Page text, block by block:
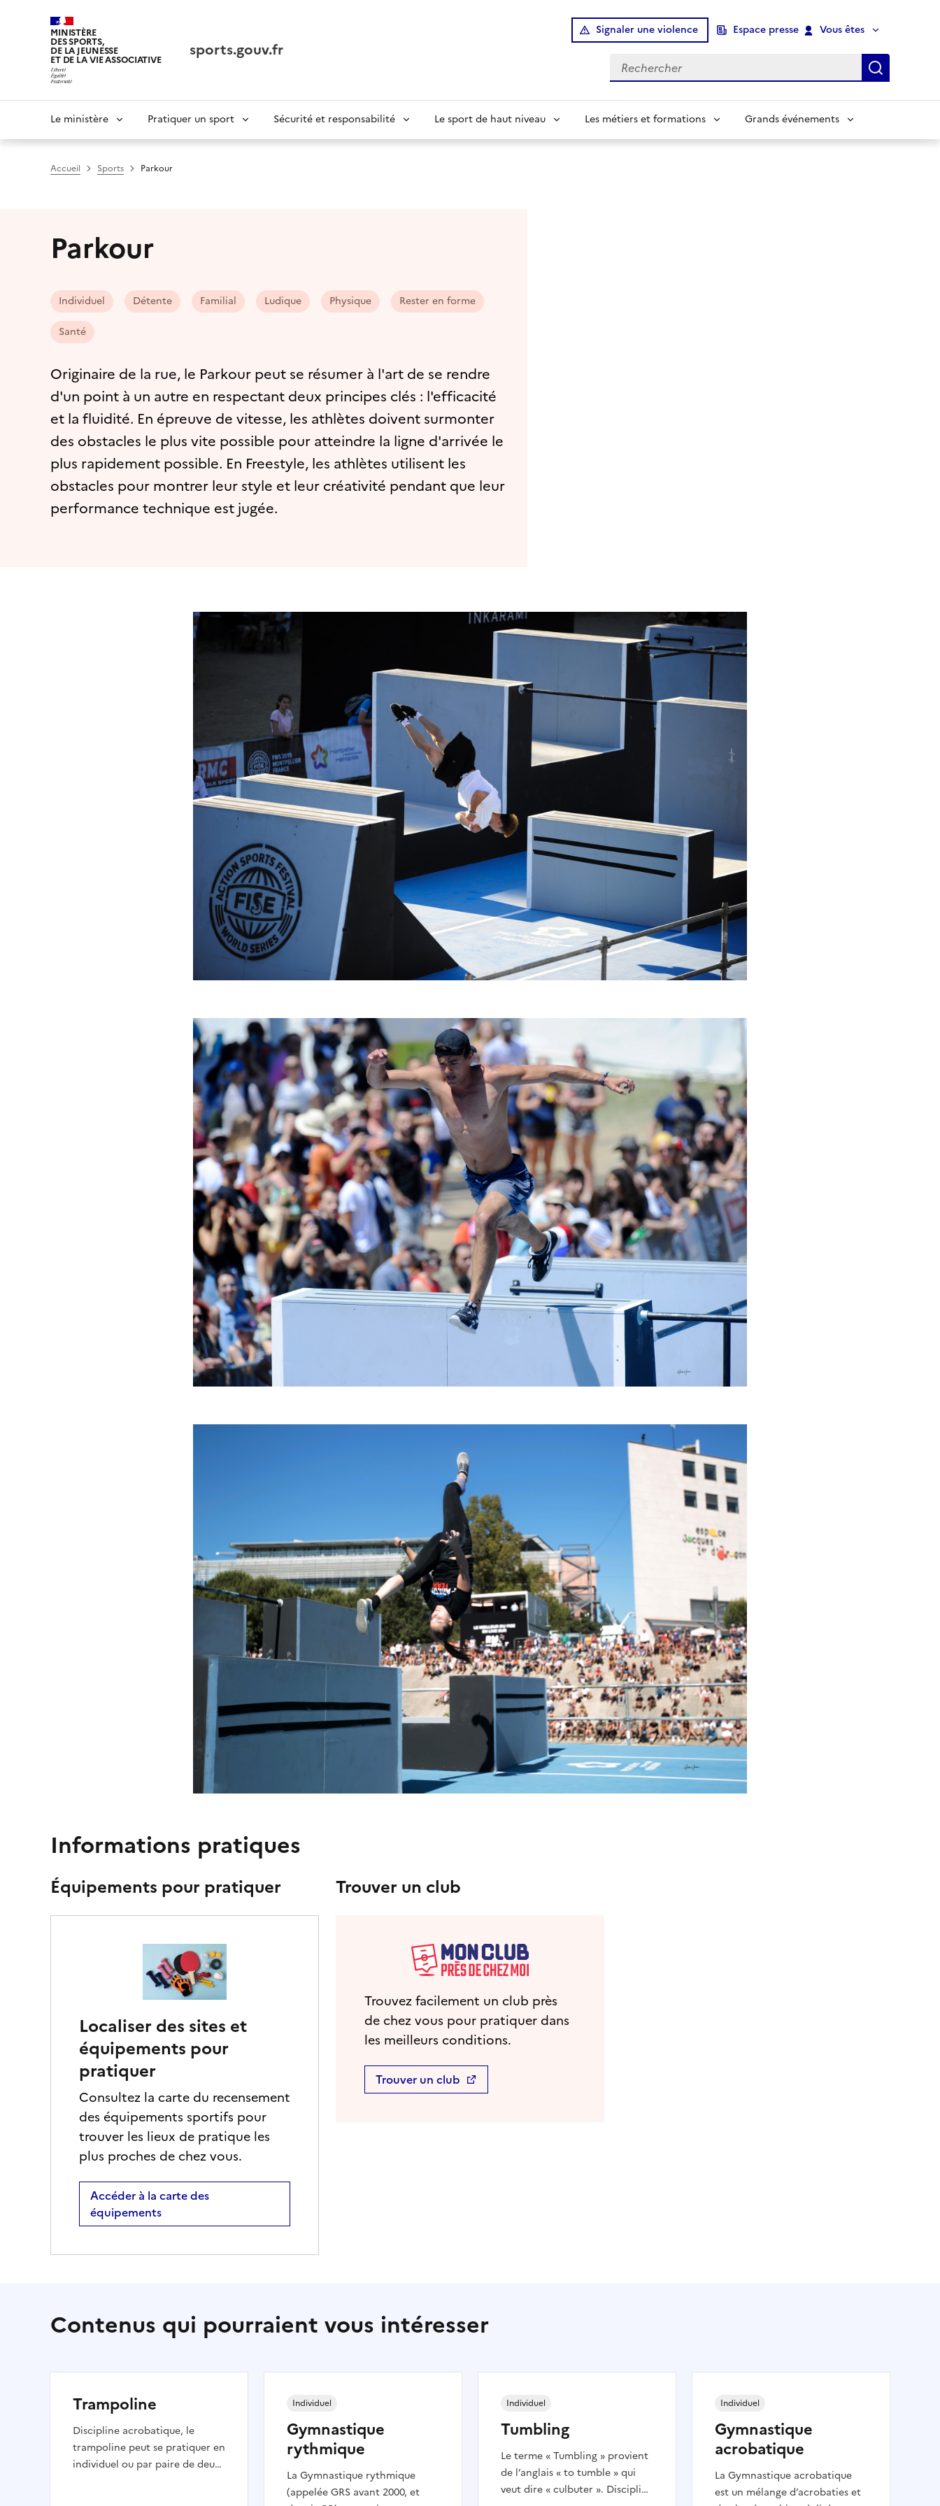
MINISTÈRE
DES SPORTS,
DE LA JEUNESSE
ET DE LA VIE ASSOCIATIVE sports.gouv.fr
Signaler une violence Espace presse Vous êtes
Rechercher
Navigation
principale
Le ministère Pratiquer un sport Sécurité et responsabilité Le sport de haut niveau Les métiers et formations Grands événements
Accueil Sports Parkour
Parkour
Individuel Détente Familial Ludique Physique Rester en forme
Santé
Originaire de la rue, le Parkour peut se résumer à l'art de se rendre
d'un point à un autre en respectant deux principes clés : l'efficacité
et la fluidité. En épreuve de vitesse, les athlètes doivent surmonter
des obstacles le plus vite possible pour atteindre la ligne d'arrivée le
plus rapidement possible. En Freestyle, les athlètes utilisent les
obstacles pour montrer leur style et leur créativité pendant que leur
performance technique est jugée.
Informations pratiques
Équipements pour pratiquer
Localiser des sites et
équipements pour
pratiquer
Consultez la carte du recensement
des équipements sportifs pour
trouver les lieux de pratique les
plus proches de chez vous.
Accéder à la carte des
équipements
Trouver un club
Trouvez facilement un club près
de chez vous pour pratiquer dans
les meilleurs conditions.
Trouver un club
Contenus qui pourraient vous intéresser
Trampoline
Discipline acrobatique, le
trampoline peut se pratiquer en
individuel ou par paire de deux
Gymnastique
rythmique
La Gymnastique rythmique
(appelée GRS avant 2000, et
Individuel
Tumbling
Le terme « Tumbling » provient
de l’anglais « to tumble » qui
veut dire « culbuter ». Discipline
Individuel
Gymnastique
acrobatique
La Gymnastique acrobatique
est un mélange d’acrobaties et
Individuel